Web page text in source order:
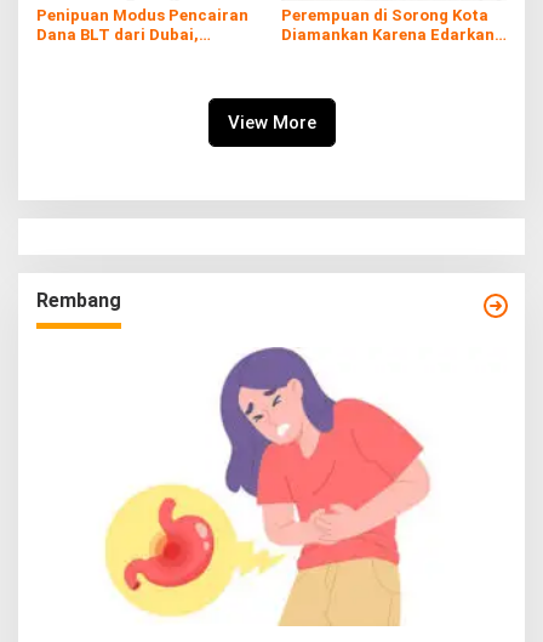
Penipuan Modus Pencairan
Dana BLT dari Dubai,
Perempuan di Sorong Kota
Diamankan Karena Edarkan
View More
Rembang